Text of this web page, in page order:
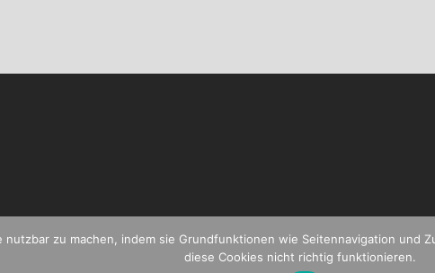
zu machen, indem sie Grundfunktionen wie Seitennavigation und
diese Cookies nicht richtig funktionieren.